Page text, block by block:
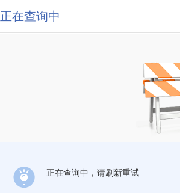
正在查询中
正在查询中，请刷新重试